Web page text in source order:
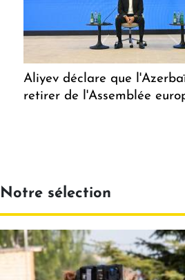
Aliyev déclare que
retirer de l'Assemblée
Notre sélection